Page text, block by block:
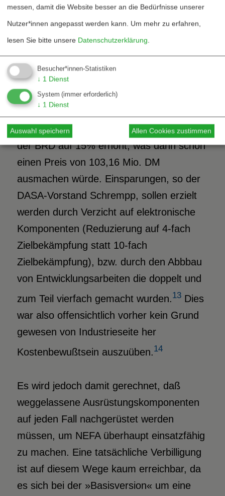
für 89,7 Mio. DM pro Stück
(Systemkosten) angeboten. Dieses
Angebot erwies sich allerdings mal wieder
als Mogelpackung, beinhaltete es doch
keine Mehrwertsteuer. Was so einen Preis
für das »Basismodell« von 102,26 Mio.
würde. In 1993 wird die Mehrwertsteuer in
der BRD auf 15% erhöht, was dann schon
einen Preis von 103,16 Mio. DM
ausmachen würde. Einsparungen, so der
DASA-Vorstand Schrempp, sollen erzielt
werden durch Verzicht auf elektronische
Komponenten (Reduzierung auf 4-fach
Zielbekämpfung statt 10-fach
Zielbekämpfung), bzw. durch den Abbbau
von Entwicklungsarbeiten die doppelt und
zum Teil vierfach gemacht wurden.13Dies
war also offensichtlich vorher kein Grund
gewesen von Industrieseite her
Kostenbewußtsein auszuüben.14
Es wird jedoch damit gerechnet, daß
weggelassene Ausrüstungskomponenten
auf jeden Fall nachgerüstet werden
müssen, um NEFA überhaupt einsatzfähig
zu machen. Eine tatsächliche Verbilligung
ist auf diesem Wege kaum erreichbar, da
es sich bei der »Basisversion« um eine
messen, damit die Website besser an die Bedürfnisse unserer
Nutzer*innen angepasst werden kann. Um mehr zu erfahren,
lesen Sie bitte unsere Datenschutzerklärung.
Besucher*innen-Statistiken
↓ 1 Dienst
System (immer erforderlich)
↓ 1 Dienst
Auswahl speichern Allen Cookies zustimmen